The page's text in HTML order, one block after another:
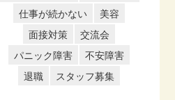
仕事が続かない
美容
面接対策
交流会
パニック障害
不安障害
退職
スタッフ募集